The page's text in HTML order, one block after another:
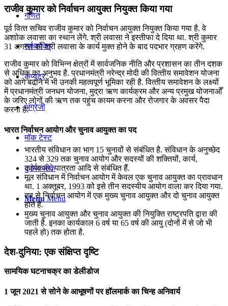
गणित
तर्कशक्ति
कंप्यूटर
अंग्रेजी
मॉक टेस्ट
टुडेज जीके
Menu Menu
राजीव कुमार को निर्वाचन आयुक्‍त नियुक्‍त किया गया
पूर्व वित्‍त सचिव राजीव कुमार को निर्वाचन आयुक्‍त नियुक्‍त किया गया है. वे
अशाोक लवासा का स्‍थान लेंगे. श्री लवासा ने इस्‍तीफा दे दिया था. श्री कुमार
31 अगस्‍त को श्री लवासा के कार्य मुक्‍त होने के बाद पदभार ग्रहण करेंगे.
राजीव कुमार को विभिन्‍न क्षेत्रों में सार्वजनिक नीति और प्रशासन का तीन दशक
से अधिक का अनुभव है. प्रधानमंत्री नरेन्‍द्र मोदी की वित्‍तीय समावेशन योजना
को आगे बढा़ने में भी उनकी महत्‍वपूर्ण भूमिका रही है. वित्‍तीय समावेशन के लक्ष्‍यों
में प्रधानमंत्री जनधन योजना, मुद्रा ऋण कार्यक्रम और अन्‍य प्रमुख योजनाओँ
के जरिए लोगों की ऋण तक पहुंच कायम करना और रोजगार के अवसर पैदा
करना है.
भारत निर्वाचन आयोग और चुनाव आयुक्त का पद
भारतीय संविधान का भाग 15 चुनावों से संबंधित है. संविधान के अनुच्छेद
324 से 329 तक चुनाव आयोग और सदस्यों की शक्तियों, कार्य,
कार्यकाल, पात्रता आदि से संबंधित हैं.
मूल संविधान में निर्वाचन आयोग में केवल एक चुनाव आयुक्त का प्रावधान
था. 1 अक्तूबर, 1993 को इसे तीन सदस्यीय आयोग वाला कर दिया गया.
तब से निर्वाचन आयोग में एक मुख्य चुनाव आयुक्त और दो चुनाव आयुक्त
होते हैं.
मुख्य चुनाव आयुक्त और चुनाव आयुक्त की नियुक्ति राष्ट्रपति द्वारा की
जाती है. इनका कार्यकाल 6 वर्ष या 65 वर्ष की आयु (दोनों में से जो भी
पहले हो) तक होता है.
देश-दुनिया: एक संक्षिप्त दृष्टि
सामयिक घटनाचक्र का डेलीडोज
1 जून 2021 से सोने के आभूषणों पर हॉलमार्क का चिन्‍ह अनिवार्य